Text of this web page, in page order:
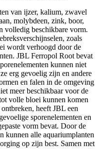
van ijzer, kalium, zwavel
molybdeen, zink, boor,
volledig beschikbare vorm.
zoals
wordt verhoogd door de
JBL Ferropol Root bevat
kunnen niet
erg gevoelig zijn en andere
en falen in de omgeving
meer beschikbaar voor de
volle bloei kunnen komen
heeft JBL een
sporenelementen en
vorm bevat. Door de
kunnen alle aquariumplanten
op zijn best. Samen met